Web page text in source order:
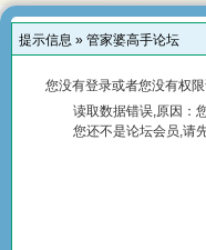
提示信息 » 管家婆高手论坛
您没有登录或者您没有权
读取数据错误,原因：
您还不是论坛会员,请